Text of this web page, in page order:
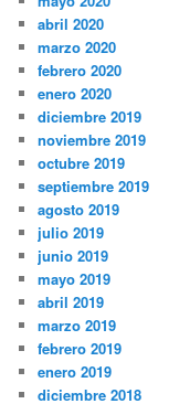
abril 2020
marzo 2020
febrero 2020
enero 2020
diciembre 2019
noviembre 2019
octubre 2019
septiembre 2019
agosto 2019
julio 2019
junio 2019
mayo 2019
abril 2019
marzo 2019
febrero 2019
enero 2019
diciembre 2018